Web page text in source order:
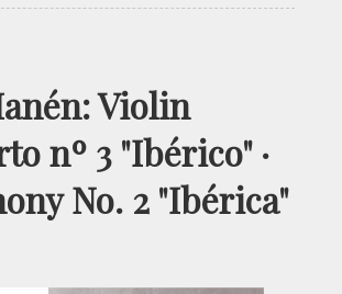
Violin
nº 3 "Ibérico" ·
No. 2 "Ibérica"